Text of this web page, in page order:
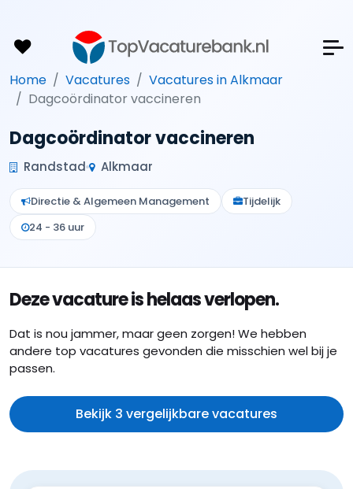
Home Vacatures
Vacatures in Alkmaar
Dagcoördinator vaccineren
Dagcoördinator vaccineren
Randstad Alkmaar
Directie & Algemeen Management
Tijdelijk
24 - 36 uur
Deze vacature is helaas verlopen.
Dat is nou jammer, maar geen zorgen! We hebben
andere top vacatures gevonden die misschien wel bij je
passen.
Bekijk 3 vergelijkbare vacatures